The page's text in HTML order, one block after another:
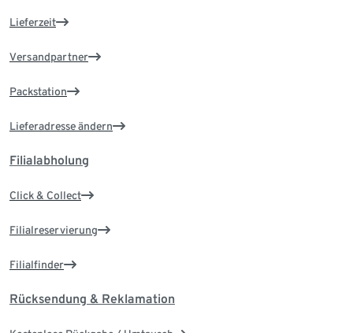
Lieferzeit
Versandpartner
Packstation
Lieferadresse ändern
Filialabholung
Click & Collect
Filialreservierung
Filialfinder
Rücksendung & Reklamation